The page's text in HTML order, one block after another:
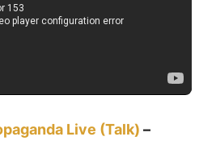
Live (Talk) –